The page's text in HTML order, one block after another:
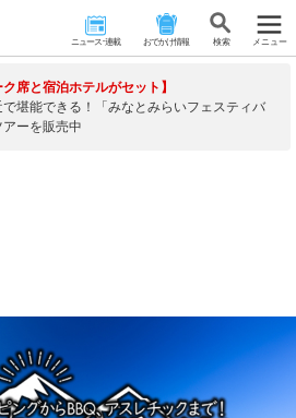
ニュース･連載 おでかけ情報 検 索 メニュー
ク席と宿泊ホテルがセット】
堪能できる！「みなとみらいフェスティバ
ーを販売中